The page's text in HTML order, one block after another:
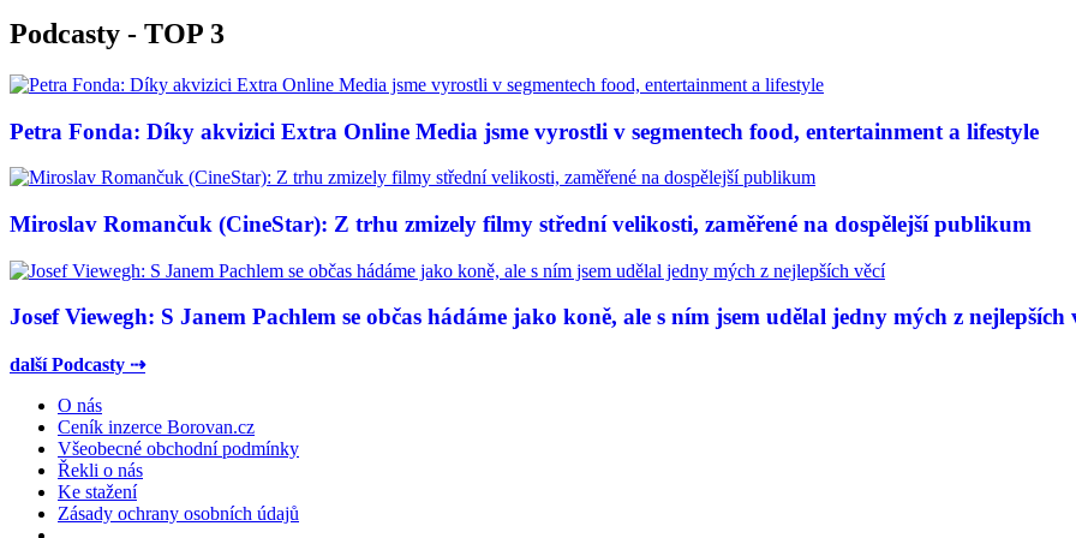
Podcasty - TOP 3
Petra Fonda: Díky akvizici Extra Online Media jsme vyrostli v segmentech food, entertainment a lifestyle
Miroslav Romančuk (CineStar): Z trhu zmizely filmy střední velikosti, zaměřené na dospělejší publikum
Josef Viewegh: S Janem Pachlem se občas hádáme jako koně, ale s ním jsem udělal jedny mých z nejlepších
další Podcasty ⇢
O nás
Ceník inzerce Borovan.cz
Všeobecné obchodní podmínky
Řekli o nás
Ke stažení
Zásady ochrany osobních údajů